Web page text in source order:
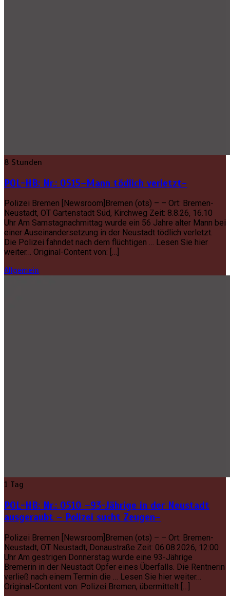
8 Stunden
POL-HB: Nr.: 0515–Mann tödlich verletzt–
Polizei Bremen [Newsroom]Bremen (ots) – – Ort: Bremen-
Neustadt, OT Gartenstadt Süd, Kirchweg Zeit: 8.8.26, 16.10
Uhr Am Samstagnachmittag wurde ein 56 Jahre alter Mann bei
einer Auseinandersetzung in der Neustadt tödlich verletzt.
Die Polizei fahndet nach dem flüchtigen … Lesen Sie hier
weiter… Original-Content von: […]
Allgemein
1 Tag
POL-HB: Nr.: 0510 –93-Jährige in der Neustadt
ausgeraubt – Polizei sucht Zeugen–
Polizei Bremen [Newsroom]Bremen (ots) – – Ort: Bremen-
Neustadt, OT Neustadt, Donaustraße Zeit: 06.08.2026, 12:00
Uhr Am gestrigen Donnerstag wurde eine 93-Jährige
Bremerin in der Neustadt Opfer eines Überfalls. Die Rentnerin
verließ nach einem Termin die … Lesen Sie hier weiter…
Original-Content von: Polizei Bremen, übermittelt […]